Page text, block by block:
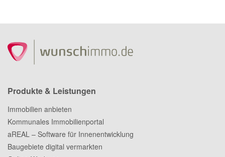
Produkte & Leistungen
Immobilien anbieten
Kommunales Immobilienportal
aREAL – Software für Innenentwicklung
Baugebiete digital vermarkten